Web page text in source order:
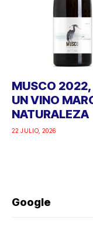
MUSCO 2022,
UN VINO
NATURALEZA
22 JULIO, 2026
Google